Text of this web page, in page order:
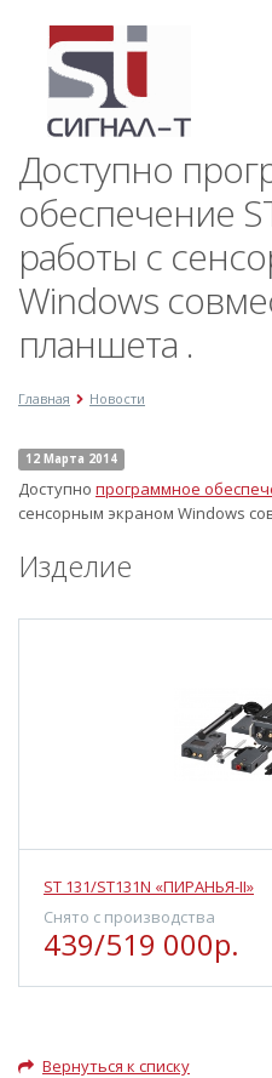
Доступно
обеспечение
работы с
Windows
планшета .
Главная Новости
12 Марта 2014
Доступно программное
сенсорным экраном Windows
Изделие
ST 131/ST131N «ПИРАНЬЯ-II»
Снято с производства
439/519 000р.
Вернуться к списку